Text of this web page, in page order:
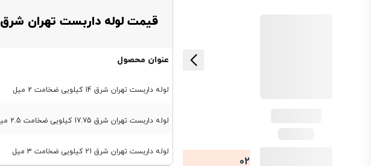
قیمت لوله داربست تهران شرق
عنوان محصول
لوله داربست تهران شرق 14 کیلویی ضخامت 2 میل
لوله داربست تهران شرق 17.75 کیلویی ضخامت 2.5 میل
لوله داربست تهران شرق 21 کیلویی ضخامت 3 میل